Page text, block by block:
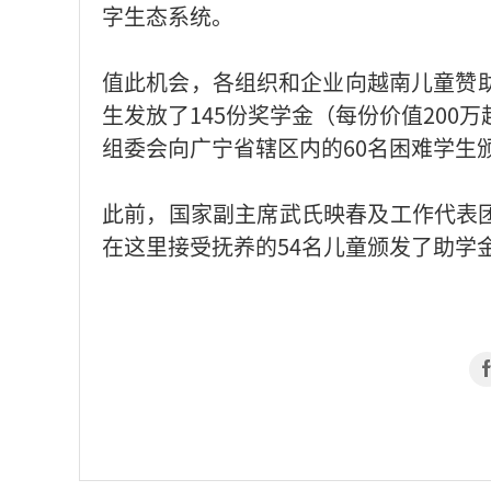
字生态系统。
值此机会，各组织和企业向越南儿童
生发放了145份奖学金（每份价值200
组委会向广宁省辖区内的60名困难学生
此前，国家副主席武氏映春及工作代
在这里接受抚养的54名儿童颁发了助学